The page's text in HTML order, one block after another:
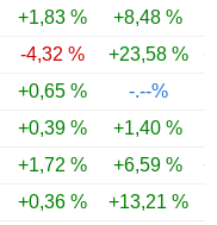
+1,83 % +8,48 %
-4,32 % +23,58 %
+0,65 %
-.--%
+0,39 % +1,40 %
+1,72 % +6,59 %
+0,36 % +13,21 %